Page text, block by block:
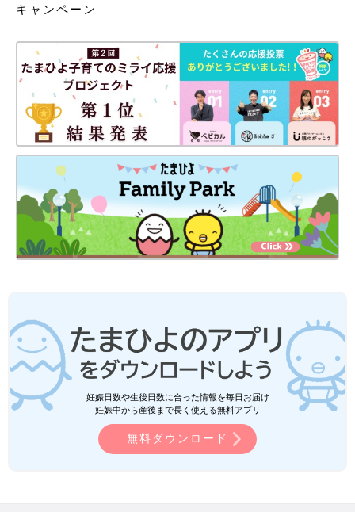
キャンペーン
妊娠日数や生後日数に合った情報を毎日お届け
妊娠中から産後まで長く使える無料アプリ
無料ダウンロード